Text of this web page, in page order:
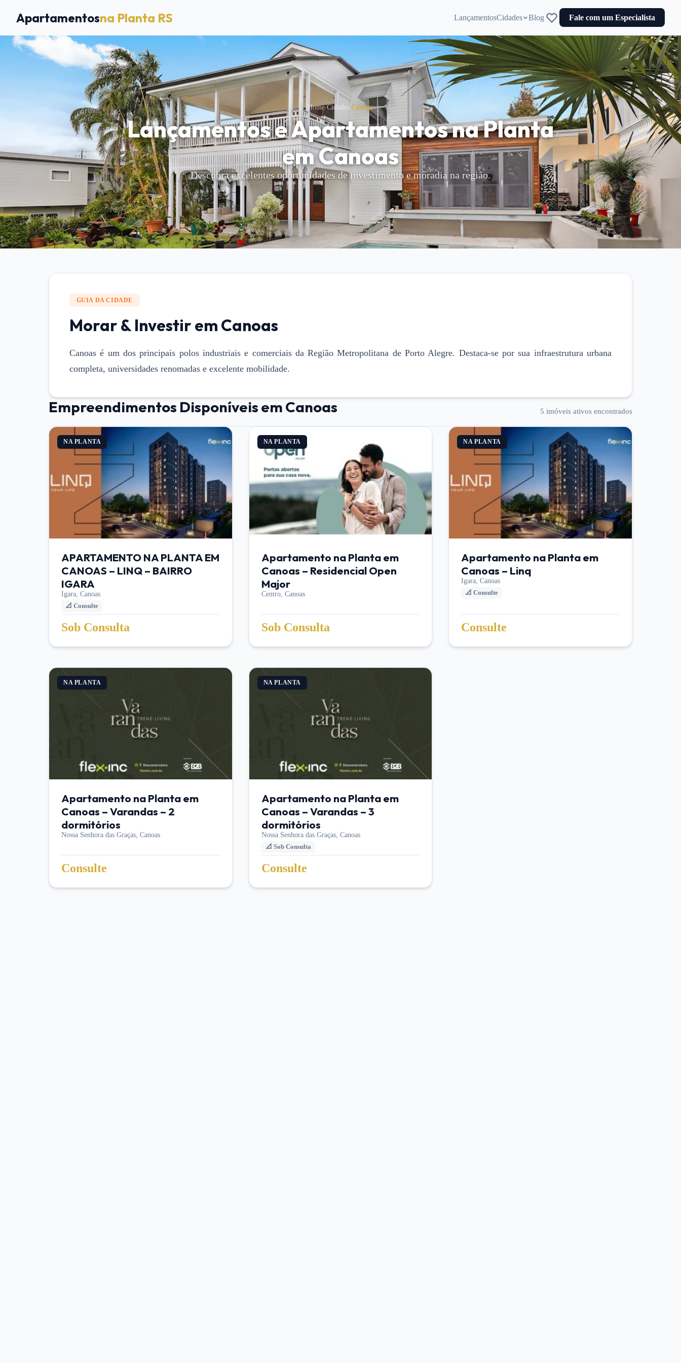
Apartamentosna Planta RS LançamentosCidades Blog Fale com um Especialista
Home/Cidades Canoas
Lançamentos e Apartamentos na Planta
emCanoas
Descubra excelentes oportunidades de investimento e moradia na região.
GUIA DA CIDADE
Morar & Investir em Canoas
Canoas é um dos principais polos industriais e comerciais da Região Metropolitana de Porto Alegre. Destaca-se por sua infraestrutura urbana
completa, universidades renomadas e excelente mobilidade.
Empreendimentos Disponíveis emCanoas 5 imóveis ativos encontrados
NA PLANTA
APARTAMENTO NA PLANTA EM
CANOAS – LINQ – BAIRRO
IGARA
Igara, Canoas
📐 Consulte
Sob Consulta
NA PLANTA
Apartamento na Planta em
Canoas – Residencial Open
Major
Centro, Canoas
Sob Consulta
NA PLANTA
Apartamento na Planta em
Canoas – Linq
Igara,Canoas
📐Consulte
Consulte
NA PLANTA
Apartamento na Planta em
Canoas – Varandas – 2
dormitórios
Nossa Senhora das Graças, Canoas
Consulte
NA PLANTA
Apartamento na Planta em
Canoas – Varandas – 3
dormitórios
Nossa Senhora das Graças, Canoas
📐 Sob Consulta
Consulte